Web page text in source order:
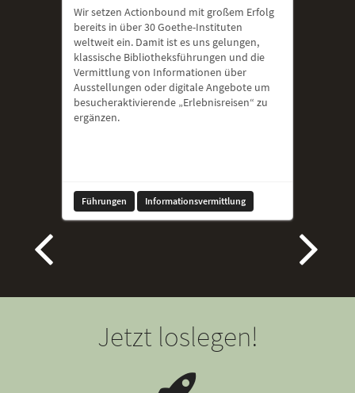
Wir setzen Actionbound mit großem Erfolg
bereits in über 30 Goethe-Instituten
weltweit ein. Damit ist es uns gelungen,
klassische Bibliotheksführungen und die
Vermittlung von Informationen über
Ausstellungen oder digitale Angebote um
besucheraktivierende „Erlebnisreisen“ zu
ergänzen.
Führungen Informationsvermittlung
Jetzt loslegen!